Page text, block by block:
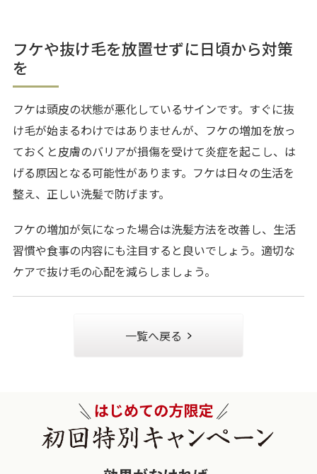
フケや抜け毛を放置せずに日頃から対策
を
フケは頭皮の状態が悪化しているサインです。すぐに抜
け毛が始まるわけではありませんが、フケの増加を放っ
ておくと皮膚のバリアが損傷を受けて炎症を起こし、は
げる原因となる可能性があります。フケは日々の生活を
整え、正しい洗髪で防げます。
フケの増加が気になった場合は洗髪方法を改善し、生活
習慣や食事の内容にも注目すると良いでしょう。適切な
ケアで抜け毛の心配を減らしましょう。
一覧へ戻る